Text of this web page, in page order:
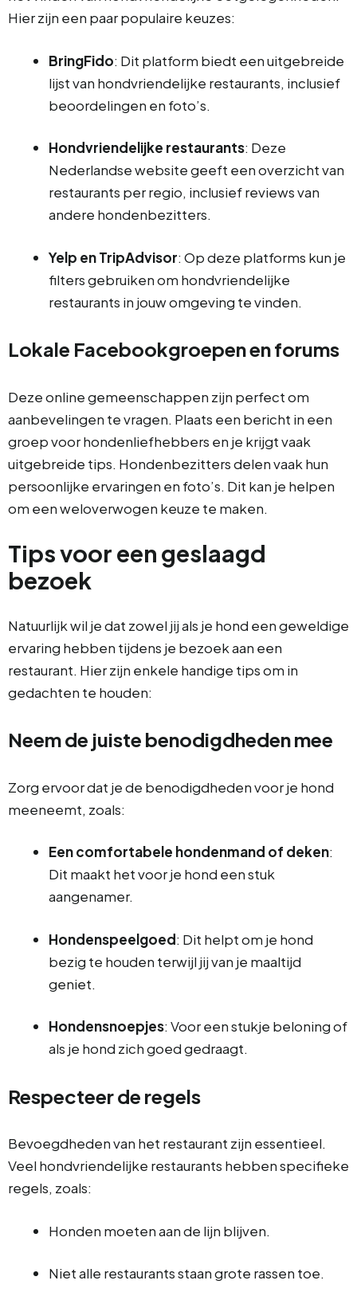
Hier zijn een paar populaire keuzes:
BringFido: Dit platform biedt een uitgebreide
lijst van hondvriendelijke restaurants, inclusief
beoordelingen en foto’s.
Hondvriendelijke restaurants: Deze
Nederlandse website geeft een overzicht van
restaurants per regio, inclusief reviews van
andere hondenbezitters.
Yelp en TripAdvisor: Op deze platforms kun je
filters gebruiken om hondvriendelijke
restaurants in jouw omgeving te vinden.
Lokale Facebookgroepen en forums
Deze online gemeenschappen zijn perfect om
aanbevelingen te vragen. Plaats een bericht in een
groep voor hondenliefhebbers en je krijgt vaak
uitgebreide tips. Hondenbezitters delen vaak hun
persoonlijke ervaringen en foto’s. Dit kan je helpen
om een weloverwogen keuze te maken.
Tips voor een geslaagd
bezoek
Natuurlijk wil je dat zowel jij als je hond een geweldige
ervaring hebben tijdens je bezoek aan een
restaurant. Hier zijn enkele handige tips om in
gedachten te houden:
Neem de juiste benodigdheden mee
Zorg ervoor dat je de benodigdheden voor je hond
meeneemt, zoals:
Een comfortabele hondenmand of deken:
Dit maakt het voor je hond een stuk
aangenamer.
Hondenspeelgoed: Dit helpt om je hond
bezig te houden terwijl jij van je maaltijd
geniet.
Hondensnoepjes: Voor een stukje beloning of
als je hond zich goed gedraagt.
Respecteer de regels
Bevoegdheden van het restaurant zijn essentieel.
Veel hondvriendelijke restaurants hebben specifieke
regels, zoals:
Honden moeten aan de lijn blijven.
Niet alle restaurants staan grote rassen toe.